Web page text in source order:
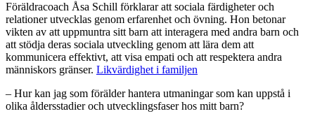
Föräldracoach Åsa Schill förklarar att sociala färdigheter och
relationer utvecklas genom erfarenhet och övning. Hon betonar
vikten av att uppmuntra sitt barn att interagera med andra barn och
att stödja deras sociala utveckling genom att lära dem att
kommunicera effektivt, att visa empati och att respektera andra
människors gränser. Likvärdighet i familjen
– Hur kan jag som förälder hantera utmaningar som kan uppstå i
olika åldersstadier och utvecklingsfaser hos mitt barn?